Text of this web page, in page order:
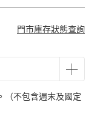
門市庫存狀態查詢
（不包含週末及國定